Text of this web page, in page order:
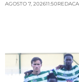
AGOSTO 7, 202611:50